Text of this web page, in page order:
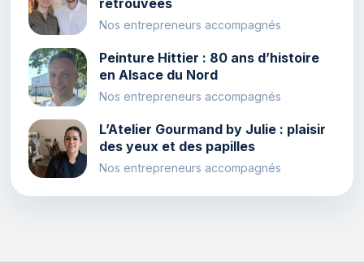
Nos entrepreneurs accompagnés
Peinture Hittier : 80 ans d’histoire
en Alsace du Nord
Nos entrepreneurs accompagnés
L’Atelier Gourmand by Julie : plaisir
des yeux et des papilles
Nos entrepreneurs accompagnés